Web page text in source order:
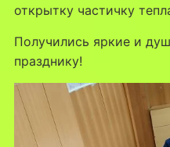
открытку частичку
Получились яркие и
празднику!